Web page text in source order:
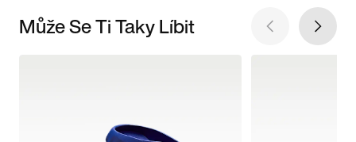
Může Se Ti Taky Líbit